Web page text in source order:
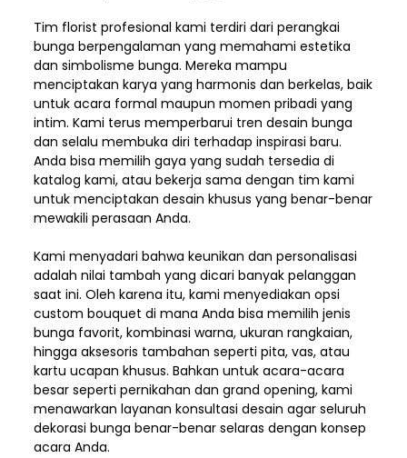
Tim florist profesional kami terdiri dari perangkai
bunga berpengalaman yang memahami estetika
dan simbolisme bunga. Mereka mampu
menciptakan karya yang harmonis dan berkelas, baik
untuk acara formal maupun momen pribadi yang
intim. Kami terus memperbarui tren desain bunga
dan selalu membuka diri terhadap inspirasi baru.
Anda bisa memilih gaya yang sudah tersedia di
katalog kami, atau bekerja sama dengan tim kami
untuk menciptakan desain khusus yang benar-benar
mewakili perasaan Anda.
Kami menyadari bahwa keunikan dan personalisasi
adalah nilai tambah yang dicari banyak pelanggan
saat ini. Oleh karena itu, kami menyediakan opsi
custom bouquet di mana Anda bisa memilih jenis
bunga favorit, kombinasi warna, ukuran rangkaian,
hingga aksesoris tambahan seperti pita, vas, atau
kartu ucapan khusus. Bahkan untuk acara-acara
besar seperti pernikahan dan grand opening, kami
menawarkan layanan konsultasi desain agar seluruh
dekorasi bunga benar-benar selaras dengan konsep
acara Anda.